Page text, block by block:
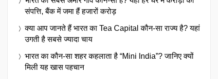
संपत्ति, बैंक में जमा हैं हजारों करोड़
क्या आप जानते हैं भारत का Tea Capital कौन-सा राज्य है? यहां
उगती है सबसे ज्यादा चाय
भारत का कौन-सा शहर कहलाता है “Mini India”? जानिए क्यों
मिली यह खास पहचान